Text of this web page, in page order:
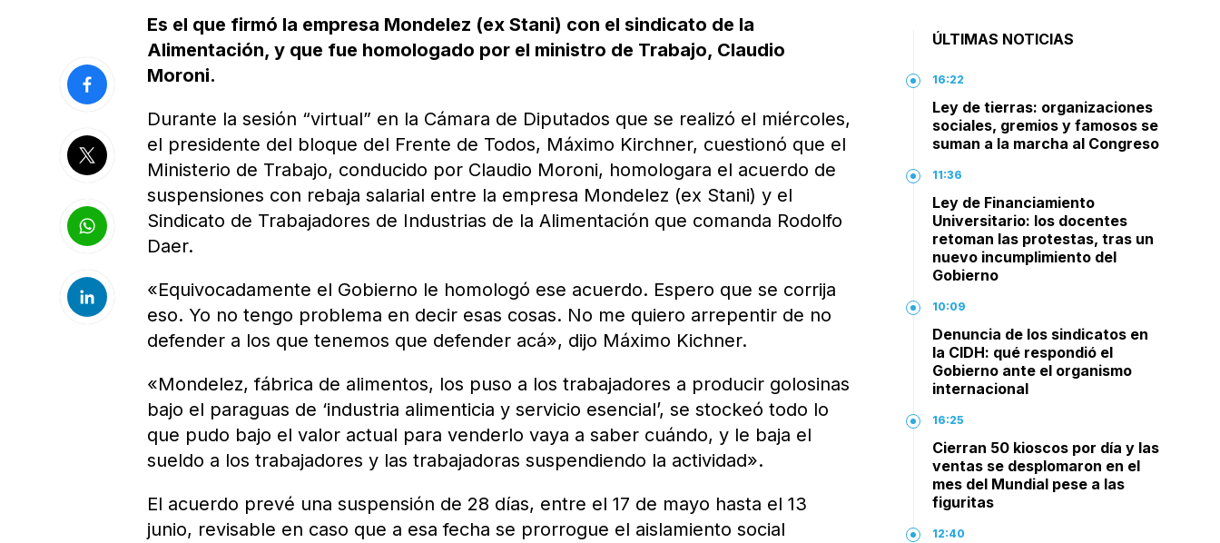
Es el que firmó la empresa Mondelez (ex Stani) con el sindicato de la
Alimentación, y que fue homologado por el ministro de Trabajo, Claudio
Moroni.
Durante la sesión “virtual” en la Cámara de Diputados que se realizó el miércoles,
el presidente del bloque del Frente de Todos, Máximo Kirchner, cuestionó que el
Ministerio de Trabajo, conducido por Claudio Moroni, homologara el acuerdo de
suspensiones con rebaja salarial entre la empresa Mondelez (ex Stani) y el
Sindicato de Trabajadores de Industrias de la Alimentación que comanda Rodolfo
Daer.
«Equivocadamente el Gobierno le homologó ese acuerdo. Espero que se corrija
eso. Yo no tengo problema en decir esas cosas. No me quiero arrepentir de no
defender a los que tenemos que defender acá», dijo Máximo Kichner.
«Mondelez, fábrica de alimentos, los puso a los trabajadores a producir golosinas
bajo el paraguas de ‘industria alimenticia y servicio esencial’, se stockeó todo lo
que pudo bajo el valor actual para venderlo vaya a saber cuándo, y le baja el
sueldo a los trabajadores y las trabajadoras suspendiendo la actividad».
El acuerdo prevé una suspensión de 28 días, entre el 17 de mayo hasta el 13
junio, revisable en caso que a esa fecha se prorrogue el aislamiento social
ÚLTIMAS NOTICIAS
16:22
Ley de tierras: organizaciones
sociales, gremios y famosos se
suman a la marcha al Congreso
11:36
Ley de Financiamiento
Universitario: los docentes
retoman las protestas, tras un
nuevo incumplimiento del
Gobierno
10:09
Denuncia de los sindicatos en
la CIDH: qué respondió el
Gobierno ante el organismo
internacional
16:25
Cierran 50 kioscos por día y las
ventas se desplomaron en el
mes del Mundial pese a las
figuritas
12:40